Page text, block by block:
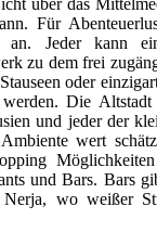
über das
Für
Jeder kann
zu dem frei
oder
Die
und jeder der
wert
und Bars. Bars
wo weißer